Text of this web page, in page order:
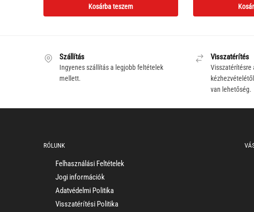
210,000 Ft.
is:
191,000 Ft.
Kosárba teszem
132,000
Szállítás
Ingyenes szállítás a legjobb feltételek
mellett.
Visszatérítés
Visszatérítésre
van lehetőség.
RÓLUNK
Felhasználási Feltételek
Jogi információk
Adatvédelmi Politika
Visszatérítési Politika